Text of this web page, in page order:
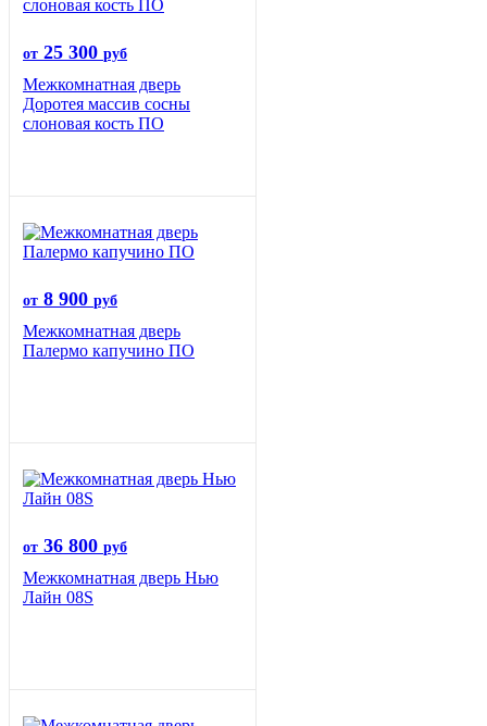
от 25 300 руб
Межкомнатная дверь
Доротея массив сосны
слоновая кость ПО
от 8 900 руб
Межкомнатная дверь
Палермо капучино ПО
от 36 800 руб
Межкомнатная дверь Нью
Лайн 08S